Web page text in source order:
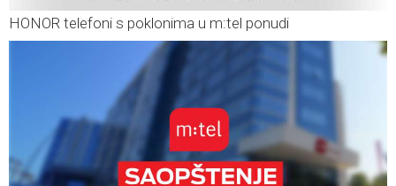
HONOR telefoni s poklonima u m:tel ponudi